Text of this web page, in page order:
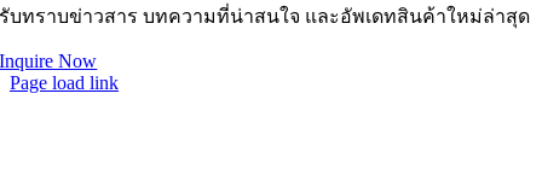
รับทราบข่าวสาร บทความที่น่าสนใจ และอัพเดทสินค้าใหม่ล่าสุด
Inquire Now
Page load link